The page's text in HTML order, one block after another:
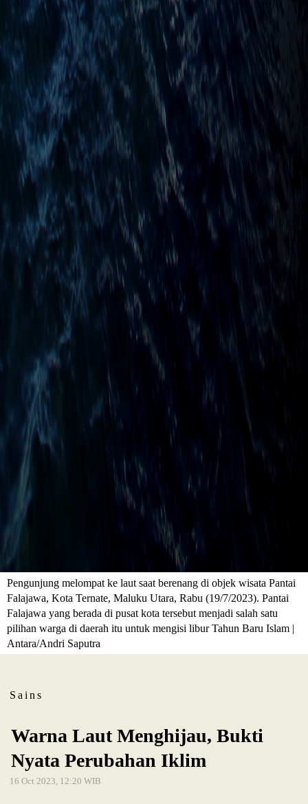
Pengunjung melompat ke laut saat berenang di objek wisata Pantai
Falajawa, Kota Ternate, Maluku Utara, Rabu (19/7/2023). Pantai
Falajawa yang berada di pusat kota tersebut menjadi salah satu
pilihan warga di daerah itu untuk mengisi libur Tahun Baru Islam |
Antara/Andri Saputra
Sains
Warna Laut Menghijau, Bukti
Nyata Perubahan Iklim
16 Oct 2023, 12:20 WIB